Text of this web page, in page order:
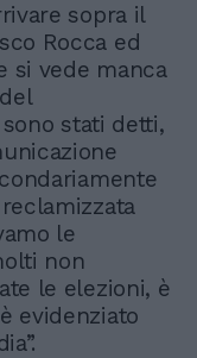
sopra il
Rocca ed
si vede manca
stati detti,
le
non
le elezioni, è
evidenziato